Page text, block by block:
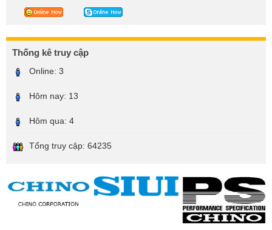
Thống kê truy cập
Online: 3
Hôm nay: 13
Hôm qua: 4
Tổng truy cập: 64235